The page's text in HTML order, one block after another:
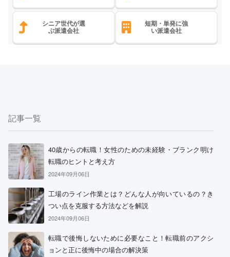
シニア世代が選
ぶ派遣会社
短期・単発に強
い派遣会社
記事一覧
40歳からの転職！女性のための未経験・ブランク明け
転職のヒントと考え方
2024年09月06日
工場のライン作業とは？どんな人が向いているの？き
つい点を克服する方法などを解説
2024年09月06日
転職で後悔しないために必要なこと！転職前のアクシ
ョンと正に後悔中の場合の解決策